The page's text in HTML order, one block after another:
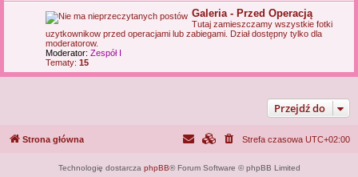
Galeria - Przed Operacją
Tutaj zamieszczamy wszystkie fotki
uzytkownikow przed operacjami lub zabiegami. Dział dostępny tylko dla
moderatorow.
Moderator: Zespół I
Tematy: 15
Przejdź do
Strona główna Strefa czasowa UTC+02:00
Technologię dostarcza phpBB® Forum Software © phpBB Limited